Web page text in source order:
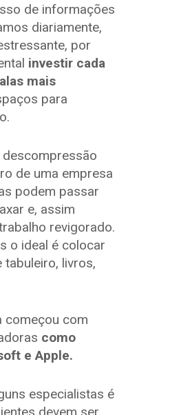
de informações
diariamente,
por
investir cada
mais
para
de uma empresa
podem passar
e, assim
revigorado.
o ideal é colocar
tabuleiro, livros,
começou com
como
e Apple.
especialistas é
devem ser